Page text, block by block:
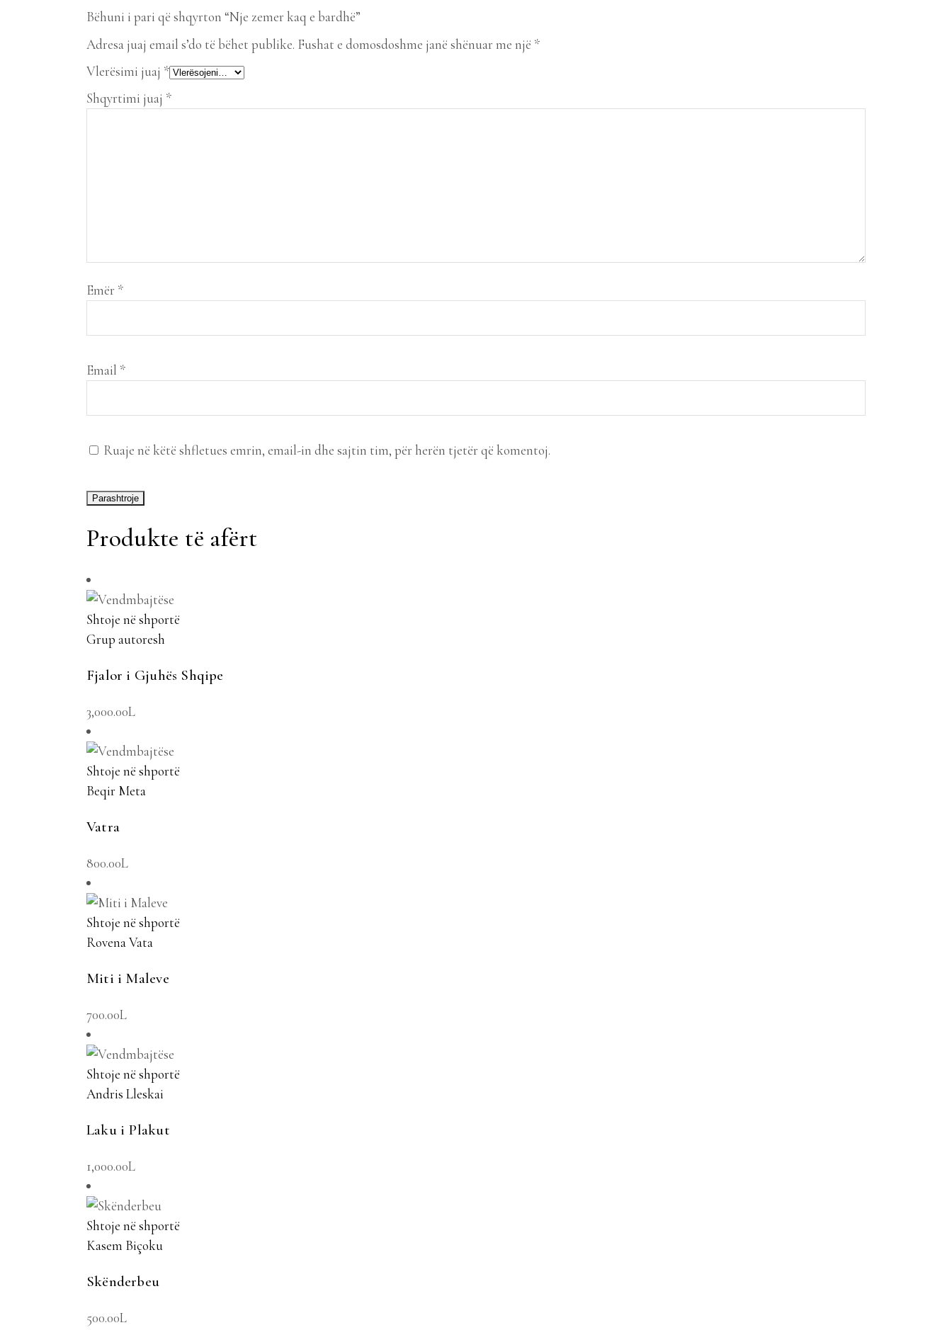
Bëhuni i pari që shqyrton “Nje zemer kaq e bardhë”
Adresa juaj email s’do të bëhet publike. Fushat e domosdoshme janë shënuar me një *
Vlerësimi juaj *
Shqyrtimi juaj *
Emër *
Email *
Ruaje në këtë shfletues emrin, email-in dhe sajtin tim, për herën tjetër që komentoj.
Produkte të afërt
Shtoje në shportë
Grup autoresh
Fjalor i Gjuhës Shqipe
3,000.00L
Shtoje në shportë
Beqir Meta
Vatra
800.00L
Shtoje në shportë
Rovena Vata
Miti i Maleve
700.00L
Shtoje në shportë
Andris Lleskai
Laku i Plakut
1,000.00L
Shtoje në shportë
Kasem Biçoku
Skënderbeu
500.00L